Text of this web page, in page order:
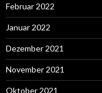
Februar 2022
Januar 2022
Dezember 2021
November 2021
Oktober 2021